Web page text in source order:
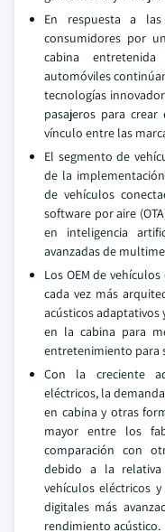
En respuesta a
consumidores por
cabina
automóviles
tecnologías
pasajeros para
vínculo entre las
El segmento de
de la
de vehículos
software por aire
en inteligencia
avanzadas de
Los OEM de
cada vez más
acústicos
en la cabina para
entretenimiento para
Con la creciente
eléctricos, la
en cabina y otras
mayor entre los
comparación con
debido a la
vehículos eléctricos
digitales más
rendimiento acústico.